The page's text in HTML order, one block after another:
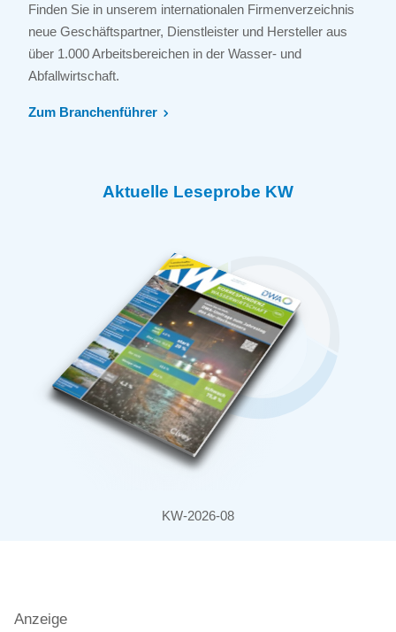
Finden Sie in unserem internationalen Firmenverzeichnis
neue Geschäftspartner, Dienstleister und Hersteller aus
über 1.000 Arbeitsbereichen in der Wasser- und
Abfallwirtschaft.
Zum Branchenführer
Aktuelle Leseprobe KW
KW-2026-08
Anzeige